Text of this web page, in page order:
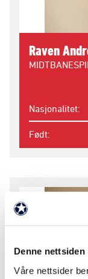
Denne
Våre nettsider
Raven
Nasjonalitet
Født